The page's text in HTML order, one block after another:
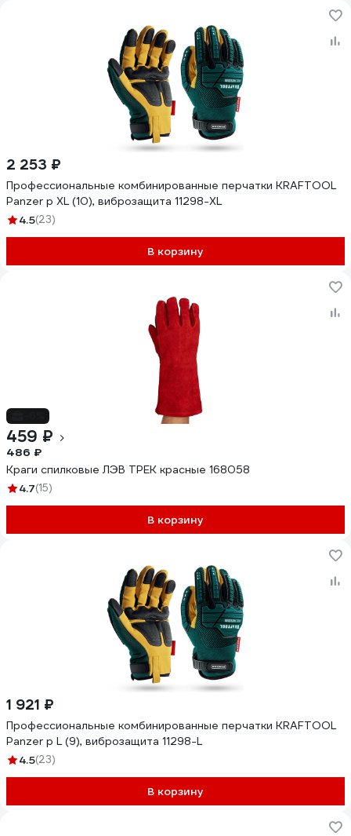
2 253 ₽
Профессиональные комбинированные перчатки KRAFTOOL
Panzer р XL (10), виброзащита 11298-XL
4.5(23)
В корзину
459 ₽
486 ₽
Краги спилковые ЛЭВ ТРЕК красные 168058
4.7(15)
В корзину
1 921 ₽
Профессиональные комбинированные перчатки KRAFTOOL
Panzer р L (9), виброзащита 11298-L
4.5(23)
В корзину